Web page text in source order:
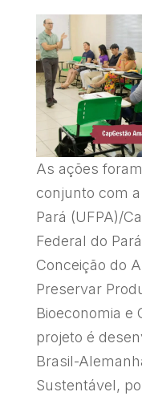
As ações
conjunto com
Pará (UFPA)/
Federal do
Conceição do
Preservar
Bioeconomia e
projeto é
Brasil-
Sustentável,